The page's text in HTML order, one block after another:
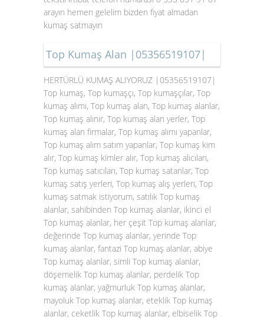
arayın hemen gelelim bizden fiyat almadan
kumaş satmayın
Top Kumaş Alan |05356519107|
HERTÜRLÜ KUMAŞ ALIYORUZ |05356519107|
Top kumaş, Top kumaşçı, Top kumaşçılar, Top
kumaş alımı, Top kumaş alan, Top kumaş alanlar,
Top kumaş alınır, Top kumaş alan yerler, Top
kumaş alan firmalar, Top kumaş alımı yapanlar,
Top kumaş alım satım yapanlar, Top kumaş kim
alır, Top kumaş kimler alır, Top kumaş alıcıları,
Top kumaş satıcıları, Top kumaş satanlar, Top
kumaş satış yerleri, Top kumaş alış yerleri, Top
kumaş satmak istiyorum, satılık Top kumaş
alanlar, sahibinden Top kumaş alanlar, ikinci el
Top kumaş alanlar, her çeşit Top kumaş alanlar,
değerinde Top kumaş alanlar, yerinde Top
kumaş alanlar, fantazi Top kumaş alanlar, abiye
Top kumaş alanlar, simli Top kumaş alanlar,
döşemelik Top kumaş alanlar, perdelik Top
kumaş alanlar, yağmurluk Top kumaş alanlar,
mayoluk Top kumaş alanlar, eteklik Top kumaş
alanlar, ceketlik Top kumaş alanlar, elbiselik Top